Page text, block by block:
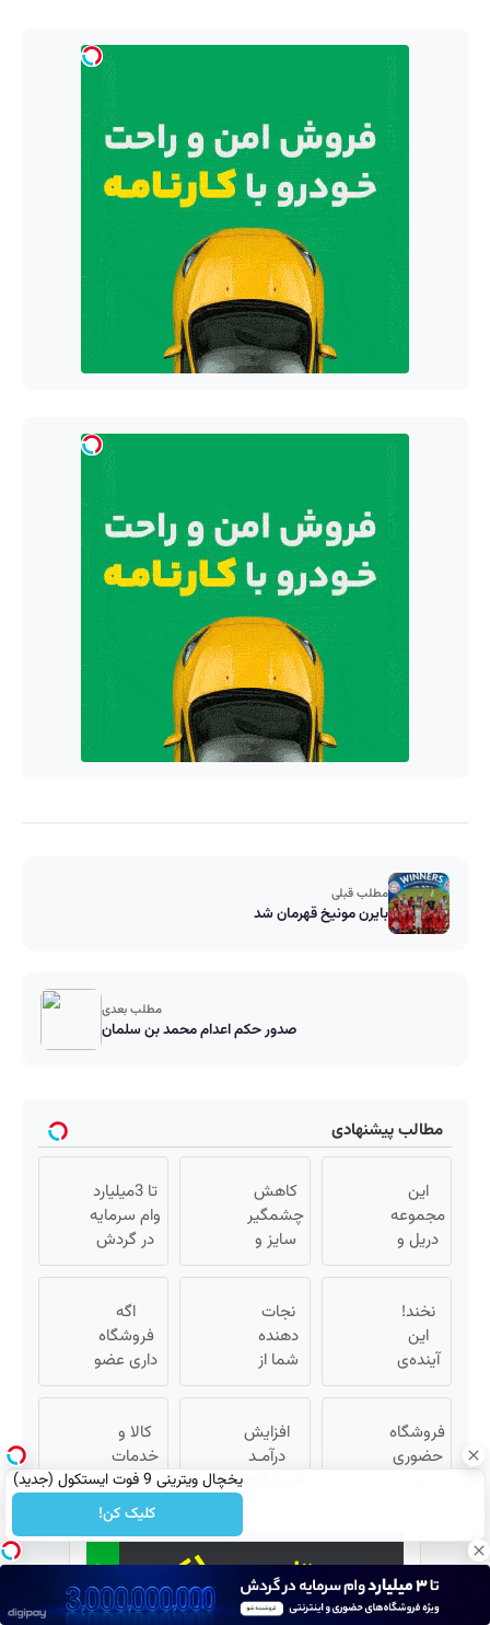
یخچال ویترینی 9 فوت ایستکول (جدید)
کلیک کن!
مطلب قبلی
بایرن مونیخ قهرمان شد
مطلب بعدی
صدور حکم اعدام محمد بن سلمان
مطالب پیشنهادی
این
مجموعه
دریل و
پیچ
رو با
گارانتی و
نصف
قیمت
کاهش
چشمگیر
سایز و
وزن با
روش
خانگی60%تخفیف
تا 3میلیارد
وام سرمایه
در گردش
فروشندگان
فروشگاهت
رو ثبت کن
نخند!
این
آینده‌ی
خودت
چربیسوز
لاغریه
نجات
دهنده
شما از
پیری!
جوانساز
جلبک50%تخفیف
اگه
فروشگاه
داری عضو
فروشندگان
میلیارد وام
بگیر
فروشگاه
حضوری
محصول
و
افزایش
درآمـد
فروشگاهت
رو تضمین
رو ثبت کن
»
کالا و
خدمات
خود را
به
صورت